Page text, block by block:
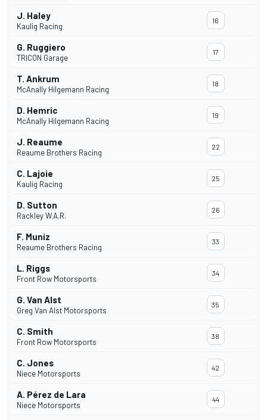
J. Haley
Kaulig Racing
16
G. Ruggiero
TRICON Garage
17
T. Ankrum
McAnally Hilgemann Racing
18
D. Hemric
McAnally Hilgemann Racing
19
J. Reaume
Reaume Brothers Racing
22
C. Lajoie
Kaulig Racing
25
D. Sutton
Rackley W.A.R.
26
F. Muniz
Reaume Brothers Racing
33
L. Riggs
Front Row Motorsports
34
G. Van Alst
Greg Van Alst Motorsports
35
C. Smith
Front Row Motorsports
38
C. Jones
Niece Motorsports
42
A. Pérez de Lara
Niece Motorsports
44